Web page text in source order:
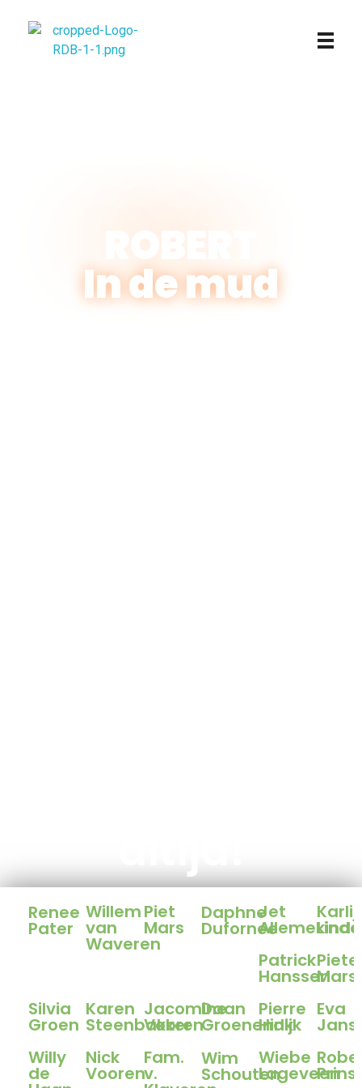
ROBERT
In de mud
Renee
Pater
Willem
van
Waveren
Piet
Mars
Daphne
Dufornee
Jet
Patrick
HanssenMars
Silvia
Groen
Karen
Steenbakker
Jacomine
Vooren
Daan
Groenendijk
Pierre
Hink
Eva
Willy
de
Nick
Vooren
Fam.
v.
Wim
Schouten
Wiebe
Lageveen
Prins